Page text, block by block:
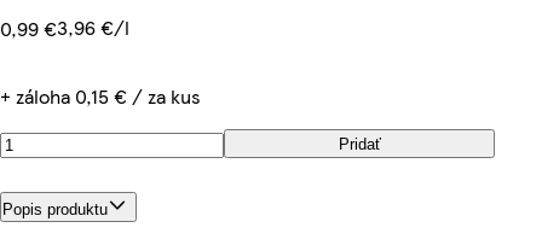
0,99 €3,96 €/l
+ záloha 0,15 € / za kus
Pridať
Popis produktu